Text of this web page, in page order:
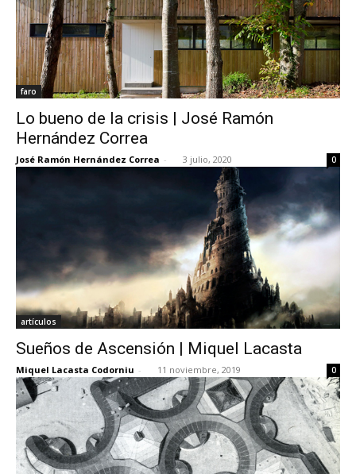
faro
Lo bueno de la crisis | José Ramón
Hernández Correa
José Ramón Hernández Correa - 3 julio, 2020 0
artículos
Sueños de Ascensión | Miquel Lacasta
Miquel Lacasta Codorniu - 11 noviembre, 2019 0